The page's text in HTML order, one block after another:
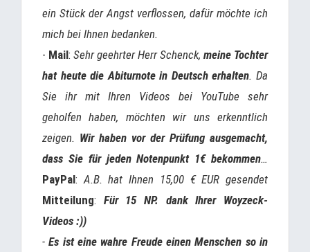
ein Stück der Angst verflossen, dafür möchte ich
mich bei Ihnen bedanken.
- Mail: Sehr geehrter Herr Schenck, meine Tochter
hat heute die Abiturnote in Deutsch erhalten. Da
Sie ihr mit Ihren Videos bei YouTube sehr
geholfen haben, möchten wir uns erkenntlich
zeigen. Wir haben vor der Prüfung ausgemacht,
dass Sie für jeden Notenpunkt 1€ bekommen…
PayPal:A.B. hat Ihnen 15,00 € EUR gesendet
Mitteilung: Für 15 NP. dank Ihrer Woyzeck-
Videos :))
-Es ist eine wahre Freude einen Menschen so in